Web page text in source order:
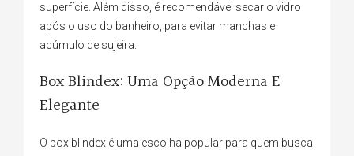
superfície. Além disso, é recomendável secar o vidro
após o uso do banheiro, para evitar manchas e
acúmulo de sujeira.
Box Blindex: Uma Opção Moderna E
Elegante
O box blindex é uma escolha popular para quem busca